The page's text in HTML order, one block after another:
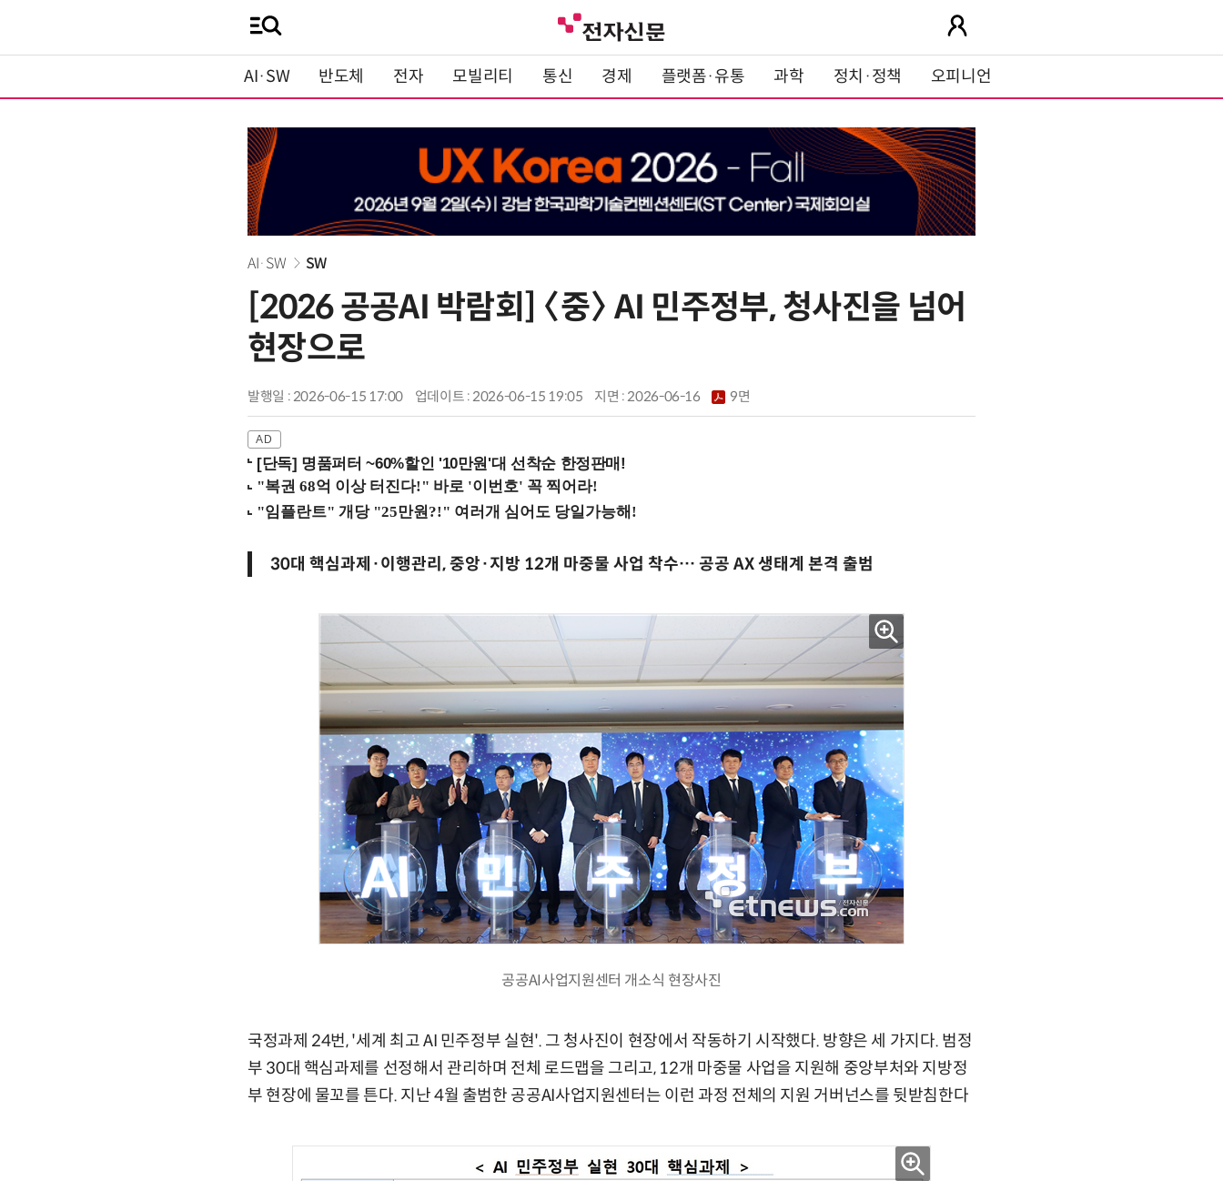
AI·SW 반도체 전자 모빌리티 통신 경제 플랫폼·유통 과학 정치·정책 오피니언
AI·SW SW
[2026 공공AI 박람회] 〈중〉 AI 민주정부, 청사진을 넘어
현장으로
발행일 : 2026-06-15 17:00 업데이트 : 2026-06-15 19:05 지면 :2026-06-16 9면
[단독] 명품퍼터 ~60%할인 '10만원'대 선착순 한정판매!
30대 핵심과제·이행관리, 중앙·지방 12개 마중물 사업 착수… 공공 AX 생태계 본격 출범
공공AI사업지원센터 개소식 현장사진
국정과제 24번, '세계 최고 AI 민주정부 실현'. 그 청사진이 현장에서 작동하기 시작했다. 방향은 세 가지다. 범정
부 30대 핵심과제를 선정해서 관리하며 전체 로드맵을 그리고, 12개 마중물 사업을 지원해 중앙부처와 지방정
부 현장에 물꼬를 튼다. 지난 4월 출범한 공공AI사업지원센터는 이런 과정 전체의 지원 거버넌스를 뒷받침한다